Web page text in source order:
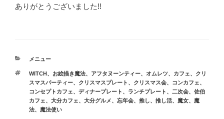
ありがとうございました!!
カ
ゴ
リ
ー
メニュー
タ
グ
WITCH、 お絵描き魔法、 アフタヌーンティー、 オムレツ、 カフェ、
クリ
スマスパーティー、 クリスマスプレート 、 クリスマス会、 コンカフェ、
コンセプトカフェ、 ディナープレート 、 ランチプレート 、 二次会、 佐伯
カフェ、 大分カフェ、 大分グルメ、 忘年会、 推し、 推し活、 魔女、
魔
法、 魔法使い